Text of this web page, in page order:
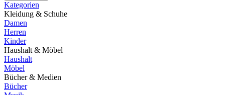
Kategorien
Kleidung & Schuhe
Damen
Herren
Kinder
Haushalt & Möbel
Haushalt
Möbel
Bücher & Medien
Bücher